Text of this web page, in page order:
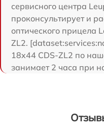
сервисного центра
проконсультирует и
оптического прицела
ZL2.
18x44 CDS-ZL2 по
занимает 2 часа при